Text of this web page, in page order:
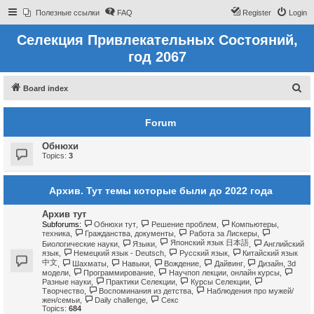
Полезные ссылки FAQ Login
Register
Селекция Привлекательных Состояний,
год 2067
Board index
r
h
Forum
Обнюхи
Topics: 3
Архив. Тут темы которые были до 2022 года
Архив тут
Subforums: Обнюхи тут Решение проблем
Компьютеры,
техника
Гражданства, документы Работа за Лискеры,
Биологические науки
Языки Японский язык 日本語,
Английский
язык
Немецкий язык - Deutsch Русский язык,
Китайский язык
中文
Шахматы Навыки, Вождение Дайвинг,
Дизайн, 3d
модели
Программирование Научпоп лекции, онлайн курсы,
Разные науки
Практики Селекции Курсы Селекции,
Творчество
Воспоминания из детства
Наблюдения про мужей/
жен/семьи
Daily challenge
Секс
Topics: 684